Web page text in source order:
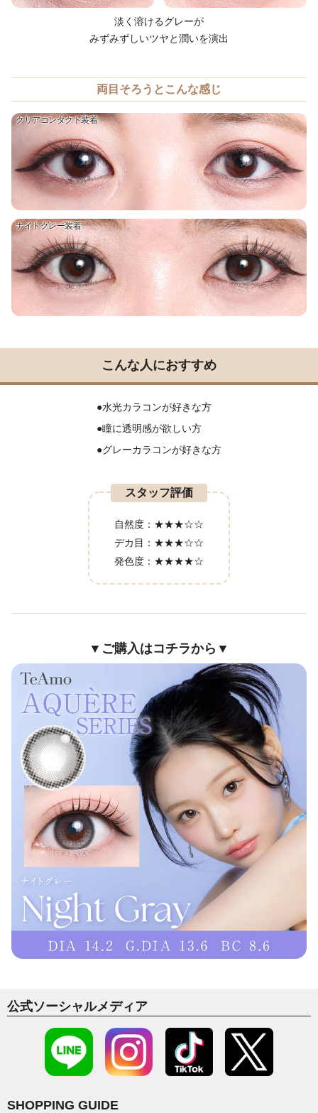
淡く溶けるグレーが
みずみずしいツヤと潤いを演出
両目そろうとこんな感じ
クリアコンタクト装着
ナイトグレー装着
こんな人におすすめ
●水光カラコンが好きな方
●瞳に透明感が欲しい方
●グレーカラコンが好きな方
スタッフ評価
自然度： ★★★☆☆
デカ目： ★★★☆☆
発色度： ★★★★☆
▼ご購入はコチラから▼
公式ソーシャルメディア
SHOPPING GUIDE